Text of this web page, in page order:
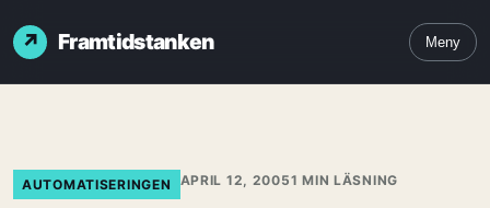
Framtidstanken Meny
AUTOMATISERINGEN APRIL 12, 20051 MIN LÄSNING